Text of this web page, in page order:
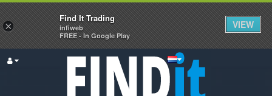
×
Find It Trading
infiweb
FREE - In Google Play
VIEW